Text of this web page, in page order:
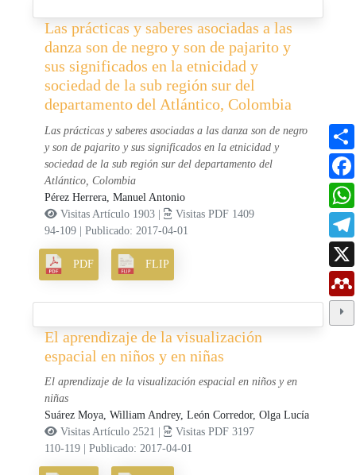
Las prácticas y saberes asociadas a las
danza son de negro y son de pajarito y
sus significados en la etnicidad y
sociedad de la sub región sur del
departamento del Atlántico, Colombia
Las prácticas y saberes asociadas a las danza son de negro
y son de pajarito y sus significados en la etnicidad y
sociedad de la sub región sur del departamento del
Atlántico, Colombia
Pérez Herrera, Manuel Antonio
Visitas Artículo 1903 |
Visitas PDF 1409
94-109
|Publicado: 2017-04-01
PDF FLIP
El aprendizaje de la visualización
espacial en niños y en niñas
El aprendizaje de la visualización espacial en niños y en
niñas
Suárez Moya, William Andrey,León Corredor, Olga Lucía
Visitas Artículo 2521 |
Visitas PDF 3197
110-119
|Publicado: 2017-04-01